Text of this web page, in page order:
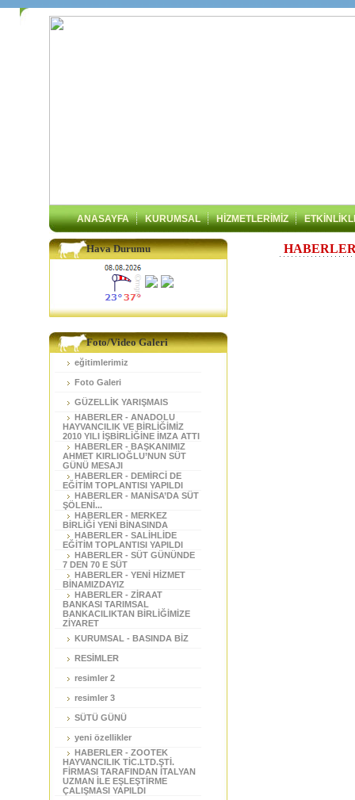
ANASAYFA KURUMSAL HİZMETLERİMİZ
Hava Durumu
Foto/Video Galeri
eğitimlerimiz
Foto Galeri
GÜZELLİK YARIŞMAIS
HABERLER - ANADOLU
HAYVANCILIK VE BİRLİĞİMİZ
2010 YILI İŞBİRLİĞİNE İMZA ATTI
HABERLER - BAŞKANIMIZ
AHMET KIRLIOĞLU’NUN SÜT
GÜNÜ MESAJI
HABERLER - DEMİRCİ DE
EĞİTİM TOPLANTISI YAPILDI
HABERLER - MANİSA’DA SÜT
ŞÖLENİ...
HABERLER - MERKEZ
BİRLİĞİ YENİ BİNASINDA
HABERLER - SALİHLİDE
EĞİTİM TOPLANTISI YAPILDI
HABERLER - SÜT GÜNÜNDE
7 DEN 70 E SÜT
HABERLER - YENİ HİZMET
BİNAMIZDAYIZ
HABERLER - ZİRAAT
BANKASI TARIMSAL
BANKACILIKTAN BİRLİĞİMİZE
ZİYARET
KURUMSAL - BASINDA BİZ
RESİMLER
resimler 2
resimler 3
SÜTÜ GÜNÜ
yeni özellikler
HABERLER - ZOOTEK
HAYVANCILIK TİC.LTD.ŞTİ.
FİRMASI TARAFINDAN İTALYAN
UZMAN İLE EŞLEŞTİRME
ÇALIŞMASI YAPILDI